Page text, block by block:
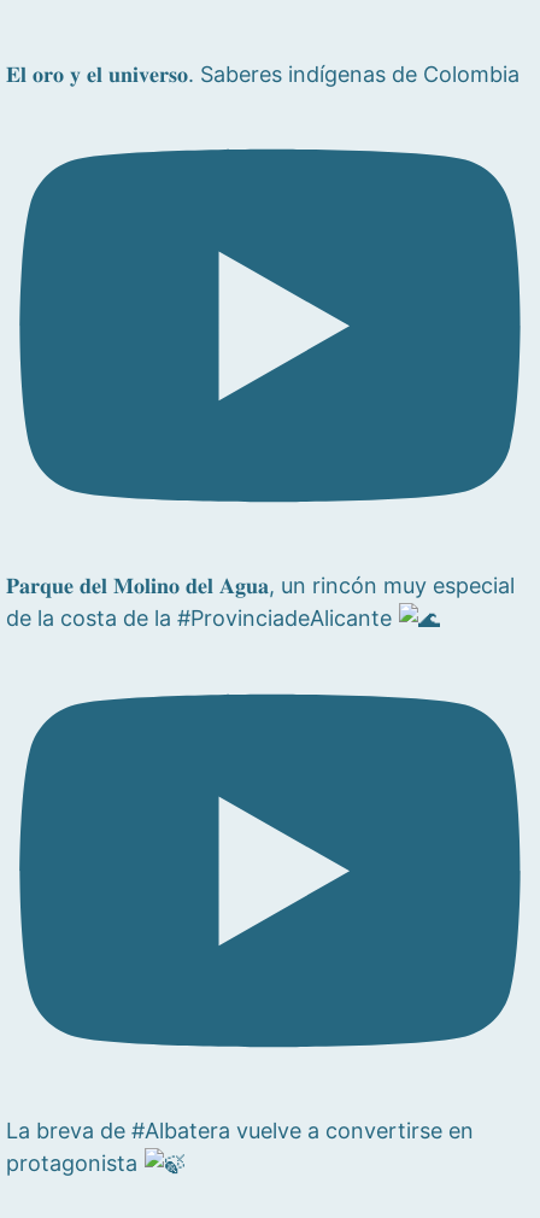
𝐄𝐥 𝐨𝐫𝐨 𝐲 𝐞𝐥 𝐮𝐧𝐢𝐯𝐞𝐫𝐬𝐨. Saberes indígenas de Colombia
𝐏𝐚𝐫𝐪𝐮𝐞 𝐝𝐞𝐥 𝐌𝐨𝐥𝐢𝐧𝐨 𝐝𝐞𝐥 𝐀𝐠𝐮𝐚, un rincón muy especial
de la costa de la #ProvinciadeAlicante
La breva de #Albatera vuelve a convertirse en
protagonista